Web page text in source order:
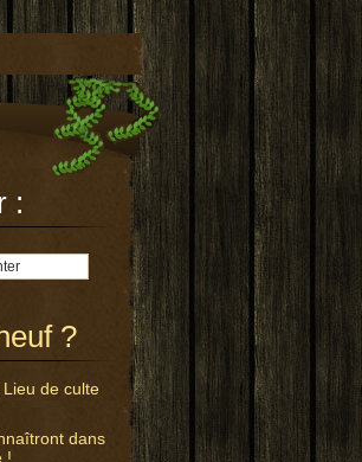
:
?
Lieu de culte
dans
!